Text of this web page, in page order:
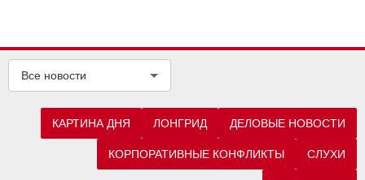
Все новости
КАРТИНА ДНЯ ЛОНГРИД ДЕЛОВЫЕ НОВОСТИ
КОРПОРАТИВНЫЕ КОНФЛИКТЫ СЛУХИ